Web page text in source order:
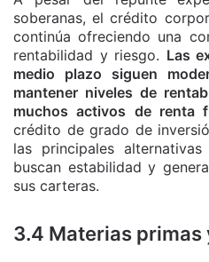
soberanas, el crédito
continúa ofreciendo una
rentabilidad y riesgo. Las
medio plazo siguen
mantener niveles de
muchos activos de renta
crédito de grado de
las principales
buscan estabilidad y
sus carteras.
3.4 Materias primas